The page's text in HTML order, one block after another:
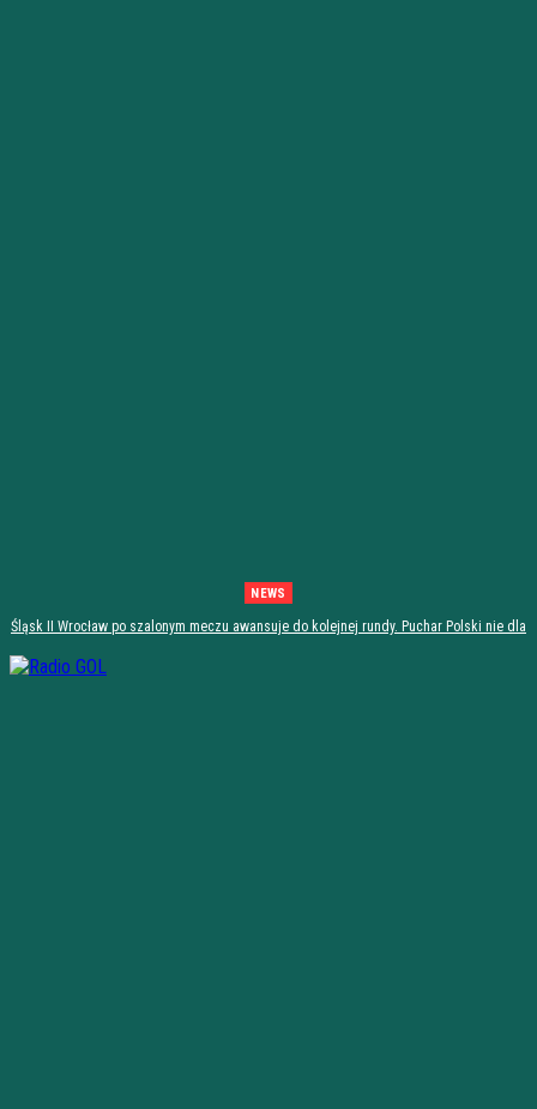
NEWS
Śląsk II Wrocław po szalonym meczu awansuje do kolejnej rundy. Puchar Polski nie dla